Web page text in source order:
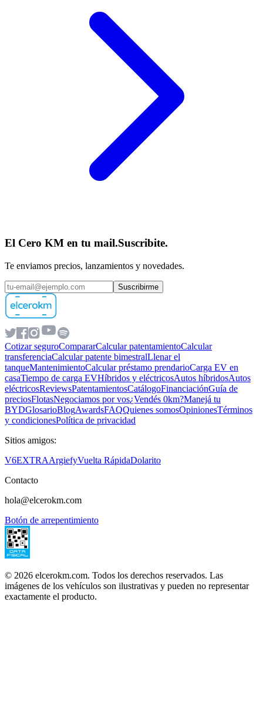
El Cero KM en tu mail.Suscribite.
Te enviamos precios, lanzamientos y novedades.
Suscribirme
Cotizar seguroCompararCalcular patentamientoCalcular
transferenciaCalcular patente bimestralLlenar el
tanqueMantenimientoCalcular préstamo prendarioCarga EV en
casaTiempo de carga EVHíbridos y eléctricosAutos híbridosAutos
eléctricosReviewsPatentamientosCatálogoFinanciaciónGuía de
preciosFlotasNegociamos por vos¿Vendés 0km?Manejá tu
BYDGlosarioBlogAwardsFAQQuienes somosOpinionesTérminos
y condicionesPolítica de privacidad
Sitios amigos:
V6EXTRAArgiefyVuelta RápidaDolarito
Contacto
hola@elcerokm.com
Botón de arrepentimiento
© 2026 elcerokm.com. Todos los derechos reservados. Las
imágenes de los vehículos son ilustrativas y pueden no representar
exactamente el producto.